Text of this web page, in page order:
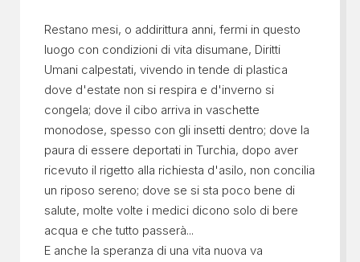
Restano mesi, o addirittura anni, fermi in questo
luogo con condizioni di vita disumane, Diritti
Umani calpestati, vivendo in tende di plastica
dove d'estate non si respira e d'inverno si
congela; dove il cibo arriva in vaschette
monodose, spesso con gli insetti dentro; dove la
paura di essere deportati in Turchia, dopo aver
ricevuto il rigetto alla richiesta d'asilo, non concilia
un riposo sereno; dove se si sta poco bene di
salute, molte volte i medici dicono solo di bere
acqua e che tutto passerà...
E anche la speranza di una vita nuova va